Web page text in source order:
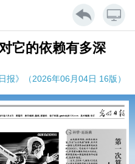
它的依赖有多深
报》（2026年06月04日 16版）